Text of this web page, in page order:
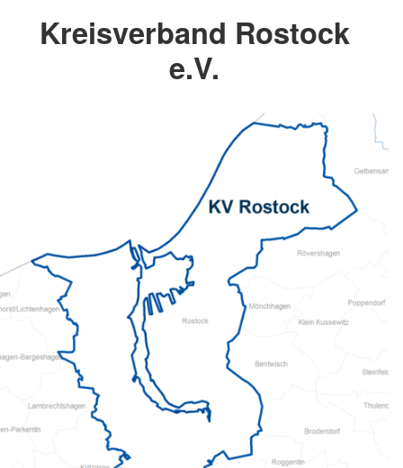
Kreisverband Rostock
e.V.